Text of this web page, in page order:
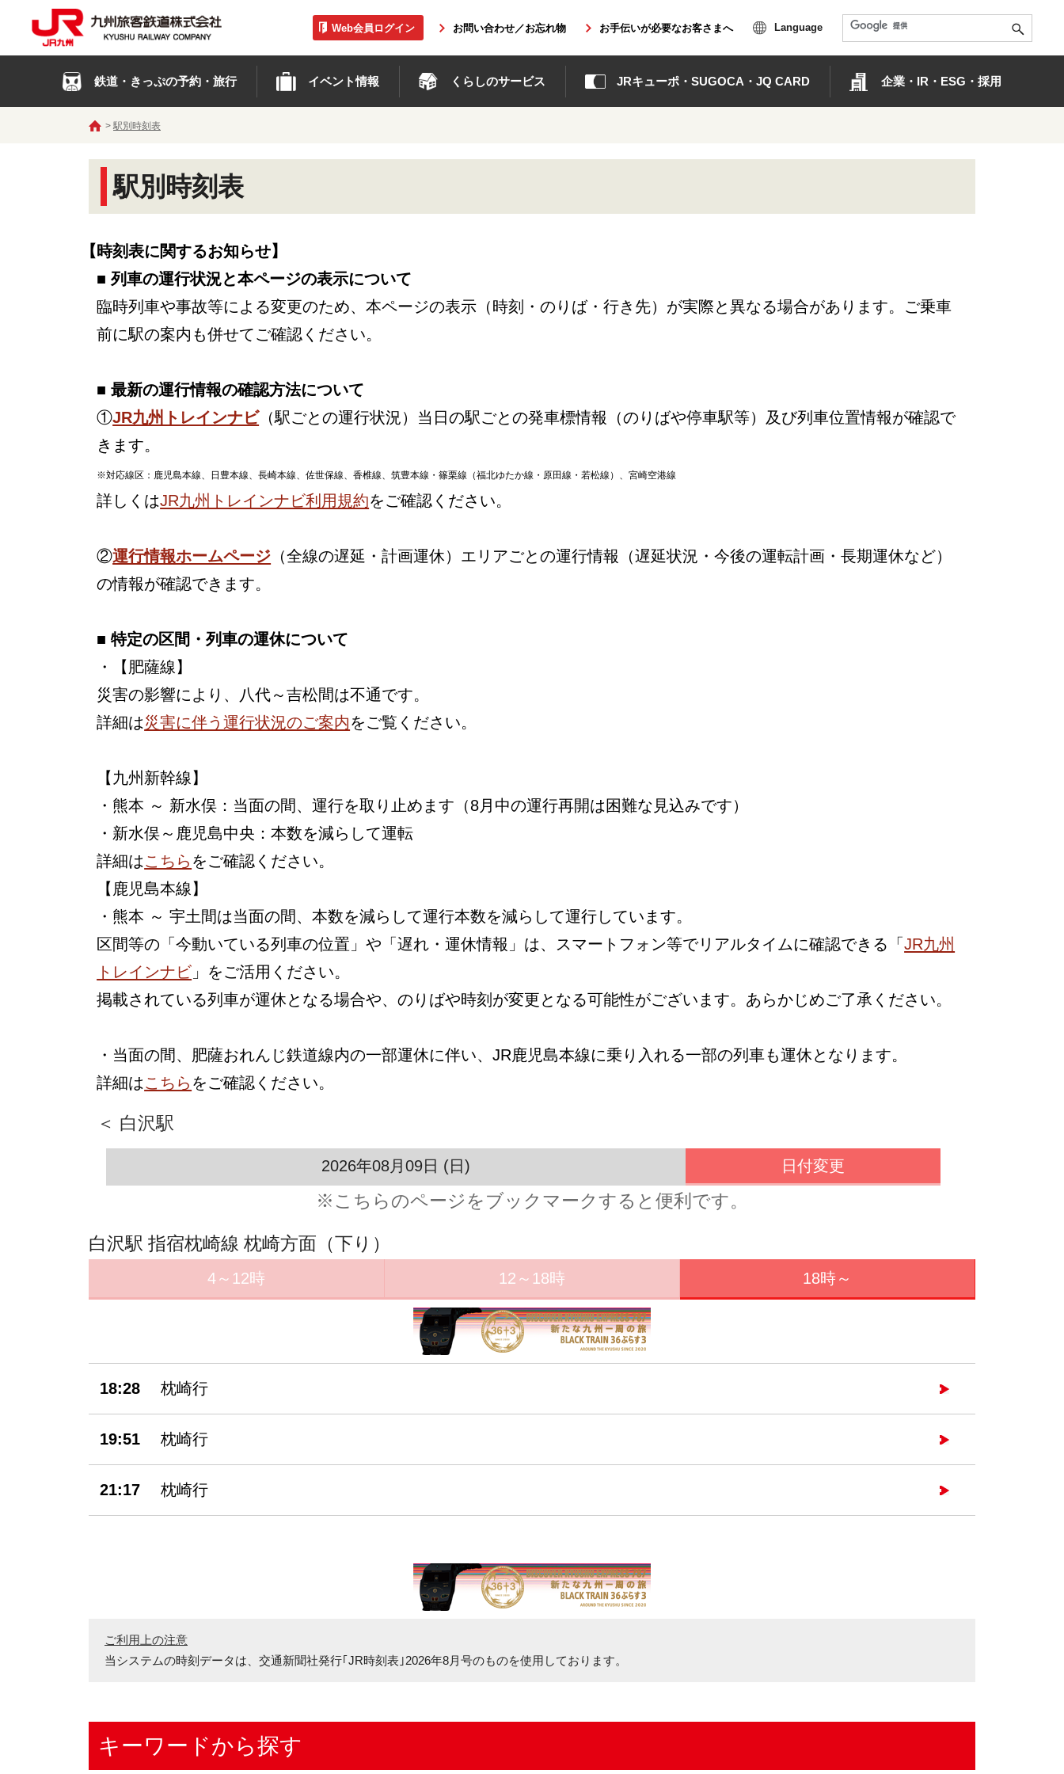
Web会員ログイン お問い合わせ／お忘れ物 お手伝いが必要なお客さまへ Language
鉄道・きっぷの予約・旅行 イベント情報 くらしのサービス JRキューポ・SUGOCA・JQ CARD 企業・IR・ESG・採用
駅別時刻表
駅別時刻表
【時刻表に関するお知らせ】
■ 列車の運行状況と本ページの表示について
臨時列車や事故等による変更のため、本ページの表示（時刻・のりば・行き先）が実際と異なる場合があります。ご乗車
前に駅の案内も併せてご確認ください。
■ 最新の運行情報の確認方法について
①JR九州トレインナビ（駅ごとの運行状況）当日の駅ごとの発車標情報（のりばや停車駅等）及び列車位置情報が確認で
きます。
※対応線区：鹿児島本線、日豊本線、長崎本線、佐世保線、香椎線、筑豊本線・篠栗線（福北ゆたか線・原田線・若松線）、宮崎空港線
詳しくはJR九州トレインナビ利用規約をご確認ください。
②運行情報ホームページ （全線の遅延・計画運休）エリアごとの運行情報（遅延状況・今後の運転計画・長期運休など）
の情報が確認できます。
■ 特定の区間・列車の運休について
・【肥薩線】
災害の影響により、八代～吉松間は不通です。
詳細は災害に伴う運行状況のご案内をご覧ください。
【九州新幹線】
・熊本 ～ 新水俣：当面の間、運行を取り止めます（8月中の運行再開は困難な見込みです）
・新水俣～鹿児島中央：本数を減らして運転
詳細はこちら をご確認ください。
【鹿児島本線】
・熊本 ～ 宇土間は当面の間、本数を減らして運行本数を減らして運行しています。
区間等の「今動いている列車の位置」や「遅れ・運休情報」は、スマートフォン等でリアルタイムに確認できる「JR九州
トレインナビ 」をご活用ください。
掲載されている列車が運休となる場合や、のりばや時刻が変更となる可能性がございます。あらかじめご了承ください。
・当面の間、肥薩おれんじ鉄道線内の一部運休に伴い、JR鹿児島本線に乗り入れる一部の列車も運休となります。
詳細はこちら をご確認ください。
＜ 白沢駅
2026年08月09日 (日) 日付変更
※こちらのページをブックマークすると便利です。
白沢駅 指宿枕崎線 枕崎方面（下り）
4～12時 12～18時 18時～
18:28 枕崎行
19:51 枕崎行
21:17 枕崎行
ご利用上の注意
当システムの時刻データは、 交通新聞社発行｢JR時刻表｣2026年8月号のものを使用しております。
キーワードから探す